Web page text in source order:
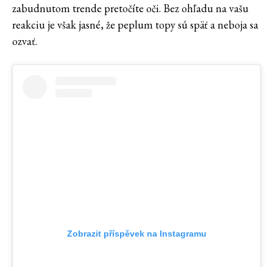
zabudnutom trende pretočíte oči. Bez ohľadu na vašu
reakciu je však jasné, že peplum topy sú späť a neboja sa
ozvať.
Zobrazit příspěvek na Instagramu